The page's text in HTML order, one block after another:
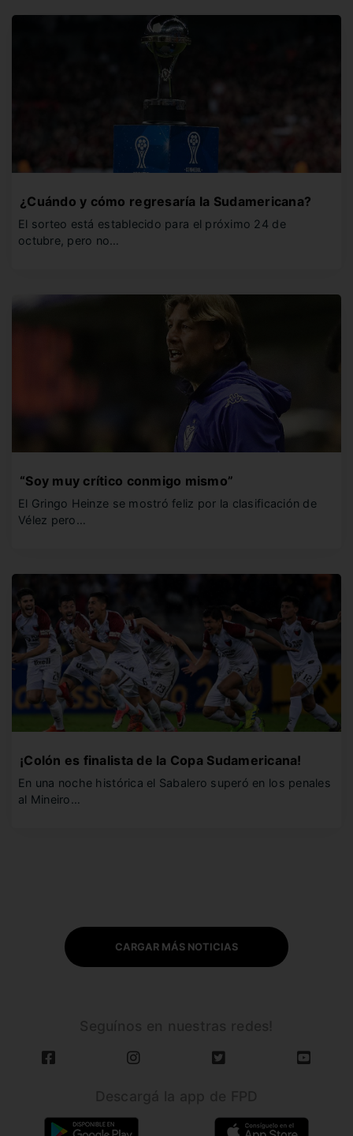
¿Cuándo y cómo regresaría la Sudamericana?
El sorteo está establecido para el próximo 24 de
octubre, pero no…
“Soy muy crítico conmigo mismo”
El Gringo Heinze se mostró feliz por la clasificación de
Vélez pero…
¡Colón es finalista de la Copa Sudamericana!
En una noche histórica el Sabalero superó en los penales
al Mineiro…
CARGAR MÁS NOTICIAS